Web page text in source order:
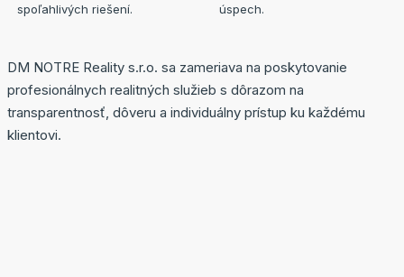
spoľahlivých riešení.
úspech.
DM NOTRE Reality s.r.o. sa zameriava na poskytovanie
profesionálnych realitných služieb s dôrazom na
transparentnosť, dôveru a individuálny prístup ku každému
klientovi.